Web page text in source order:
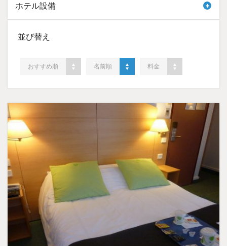
ホテル設備
並び替え
おすすめ順 名前順 料金